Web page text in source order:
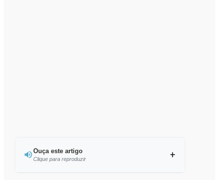
Ouça este artigo
Clique para reproduzir